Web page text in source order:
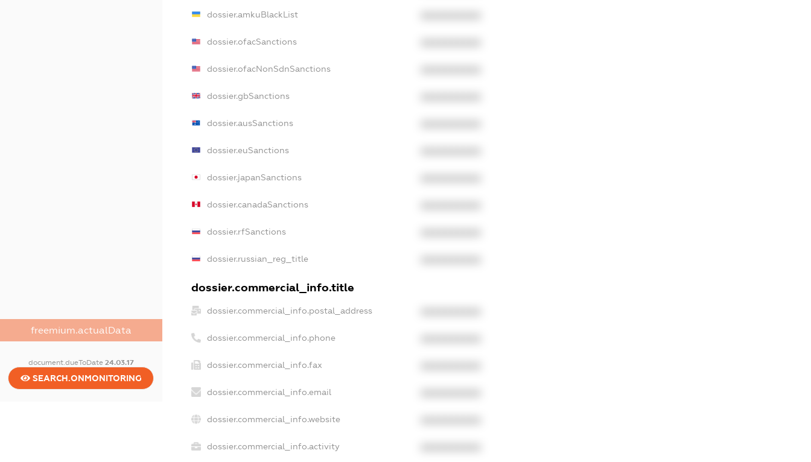
freemium.actualData
document.dueToDate 24.03.17
SEARCH.ONMONITORING
dossier.amkuBlackList
dossier.ofacSanctions
dossier.ofacNonSdnSanctions
dossier.gbSanctions
dossier.ausSanctions
dossier.euSanctions
dossier.japanSanctions
dossier.canadaSanctions
dossier.rfSanctions
dossier.russian_reg_title
dossier.commercial_info.title
dossier.commercial_info.postal_address
dossier.commercial_info.phone
dossier.commercial_info.fax
dossier.commercial_info.email
dossier.commercial_info.website
dossier.commercial_info.activity